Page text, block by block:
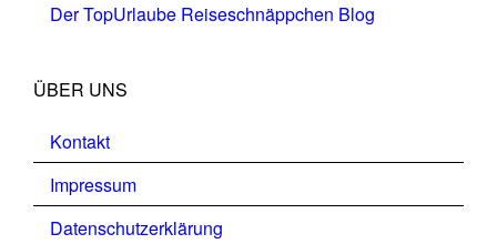
Der TopUrlaube Reiseschnäppchen Blog
ÜBER UNS
Kontakt
Impressum
Datenschutzerklärung